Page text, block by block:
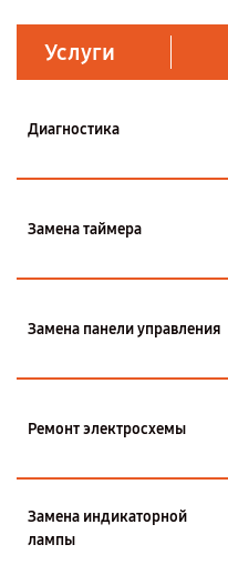
Услуги
Диагностика
Замена таймера
Замена панели управления
Ремонт электросхемы
Замена индикаторной
лампы